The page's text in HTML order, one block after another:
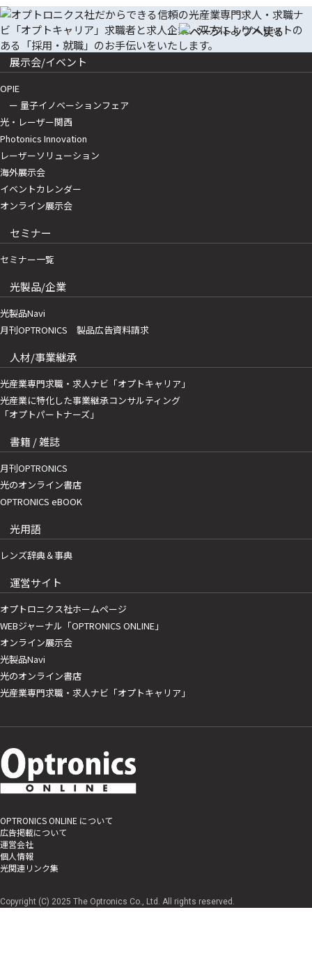
展示会/イベント
OPIE
ー 量子イノベーションフェア
光・レーザー関西
Photonics Innovation
レーザーソリューション
海外展示会
イベントカレンダー
オンライン展示会
セミナー
セミナー一覧
光製品/企業
光製品Navi
月刊OPTRONICS 製品広告資料請求
人材/事業継承
光産業専門求職・求人ナビ「オプトキャリア」
光産業に特化した事業継承コンサルティング
「オプトパートナーズ」
書籍 / 雑誌
月刊OPTRONICS
光のオンライン書店
OPTRONICS eBOOK
光用語
レンズ辞典＆事典
運営サイト
オプトロニクス社ホームページ
WEBジャーナル「OPTRONICS ONLINE」
オンライン展示会
光製品Navi
光のオンライン書店
光産業専門求職・求人ナビ「オプトキャリア」
OPTRONICS ONLINE について
広告掲載について
運営会社
個人情報
光関連リンク集
Copyright (C) 2025 The Optronics Co., Ltd. All rights reserved.